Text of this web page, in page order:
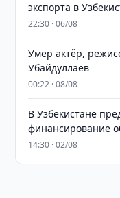
экспорта в
22:30 · 06/08
Умер актёр,
Убайдуллаев
00:22 · 08/08
В Узбекистане
финансирование
14:30 · 02/08